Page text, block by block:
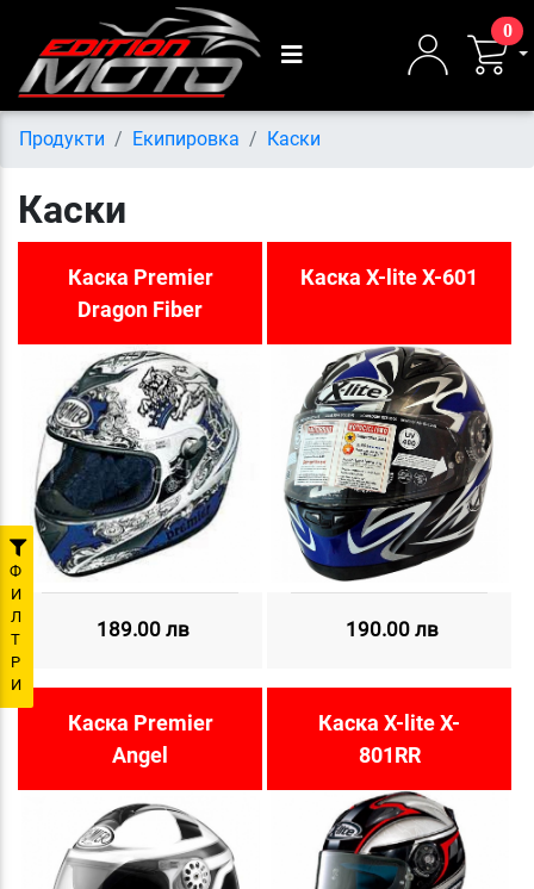
0
Продукти Екипировка Каски
Ф
И
Л
Т
Р
И
Каски
Каска Premier
Dragon Fiber
189.00 лв
Каска X-lite X-601
190.00 лв
Каска Premier
Angel
Каска X-lite X-
801RR